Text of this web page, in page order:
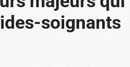
soignants